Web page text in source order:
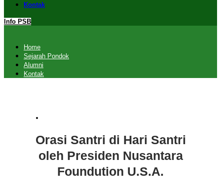
Kontak
Info PSB
Home
Sejarah Pondok
Alumni
Kontak
Orasi Santri di Hari Santri
oleh Presiden Nusantara
Foundution U.S.A.